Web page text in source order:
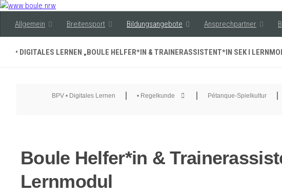
Allgemein Breitensport Bildungsangebote Ansprechpartner
• DIGITALES LERNEN „BOULE HELFER*IN & TRAINERASSISTENT*IN SEK I
BPV • Digitales Lernen • Regelkunde Pétanque-Spielkultur
Boule Helfer*in &
Lernmodul